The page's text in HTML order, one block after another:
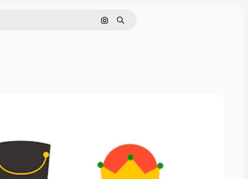
Hae kuvan perusteella
Haku